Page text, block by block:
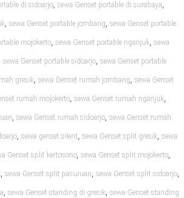
di sidoarjo, sewa Genset portable di surabaya,
, sewa Genset portable jombang, sewa Genset portable
mojokerto, sewa Genset portable nganjuk, sewa
sewa Genset portable sidoarjo, sewa Genset portable
gresik, sewa Genset rumah jombang, sewa Genset
rumah mojokerto, sewa Genset rumah nganjuk,
, sewa Genset rumah sidoarjo, sewa Genset rumah
, sewa genset silent, sewa Genset split gresik, sewa
Genset split kertosono, sewa Genset split mojokerto,
, sewa Genset split pasuruan, sewa Genset split sidoarjo,
, sewa Genset standing di gresik, sewa Genset standing